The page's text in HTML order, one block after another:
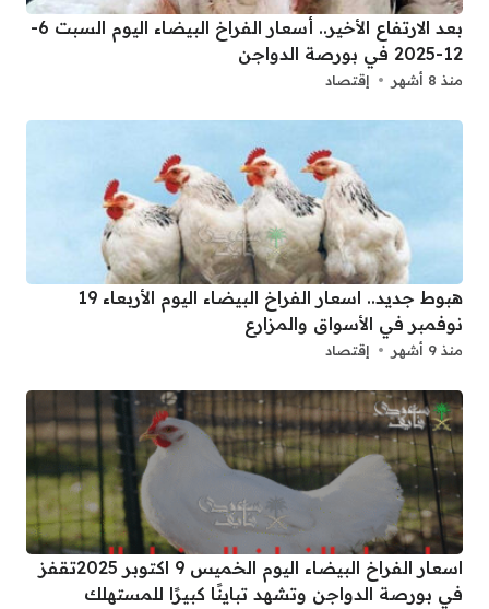
بعد الارتفاع الأخير.. أسعار الفراخ البيضاء اليوم السبت 6-
12-2025 في بورصة الدواجن
منذ 8 أشهر إقتصاد
هبوط جديد.. اسعار الفراخ البيضاء اليوم الأربعاء 19
نوفمبر في الأسواق والمزارع
منذ 9 أشهر إقتصاد
اسعار الفراخ البيضاء اليوم الخميس 9 اكتوبر 2025تقفز
في بورصة الدواجن وتشهد تباينًا كبيرًا للمستهلك